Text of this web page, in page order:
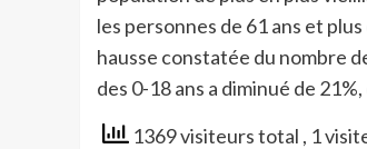
les personnes de 61 ans et
hausse constatée du nombre
des 0-18 ans a diminué de
1369 visiteurs total , 1